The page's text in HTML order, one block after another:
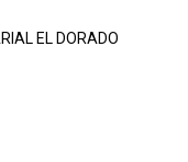
EL DORADO